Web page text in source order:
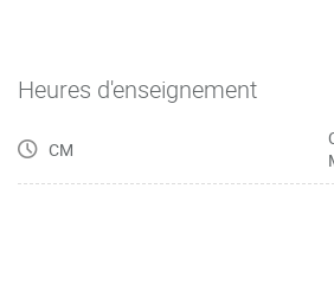
Heures d'enseignement
CM